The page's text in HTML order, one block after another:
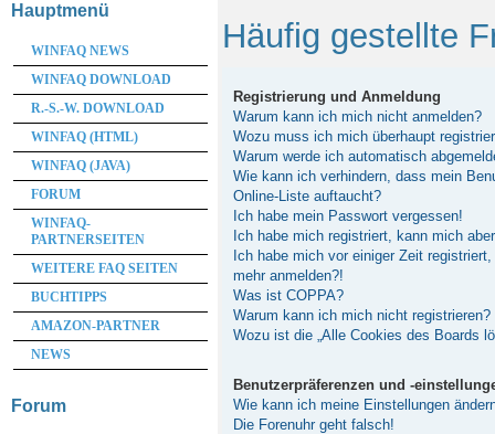
Häufig gestellte
Registrierung und Anmeldung
Warum kann ich mich nicht anmelden?
Wozu muss ich mich überhaupt
Warum werde ich automatisch
Wie kann ich verhindern, dass mein
Online-Liste auftaucht?
Ich habe mein Passwort vergessen!
Ich habe mich registriert, kann mich
Ich habe mich vor einiger Zeit
mehr anmelden?!
Was ist COPPA?
Warum kann ich mich nicht registrieren?
Wozu ist die „Alle Cookies des Boards
Benutzerpräferenzen und -
Wie kann ich meine Einstellungen
Die Forenuhr geht falsch!
Hauptmenü
WINFAQ NEWS
WINFAQ DOWNLOAD
R.-S.-W. DOWNLOAD
WINFAQ (HTML)
WINFAQ (JAVA)
FORUM
WINFAQ-
PARTNERSEITEN
WEITERE FAQ SEITEN
BUCHTIPPS
AMAZON-PARTNER
NEWS
Forum